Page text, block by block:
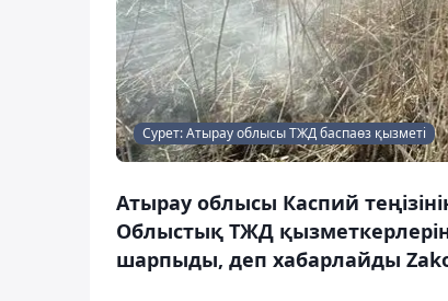
Сурет: Атырау облысы ТЖД баспаөз қызметі
Атырау облысы Каспий
Облыстық ТЖД
шарпыды, деп хабарлайды